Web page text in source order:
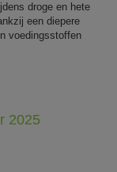
droge en hete
een diepere
voedingsstoffen
2025